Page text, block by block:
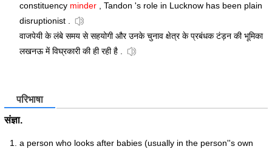
constituency minder , Tandon 's role in Lucknow has been plain
disruptionist .
वाजपेयी के लंबे समय से सहयोगी और उनके चुनाव क्षेत्र के प्रबंधक टंड़न की भूमिका
लखनऊ में विघ्रकारी की ही रही है .
परिभाषा
संज्ञा.
a person who looks after babies (usually in the person''s own